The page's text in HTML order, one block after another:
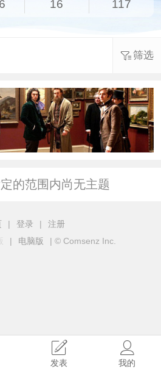
16 117
筛选
的范围内尚无主题
| 登录 |
注册
| 电脑版 | © Comsenz Inc.
发表 我的